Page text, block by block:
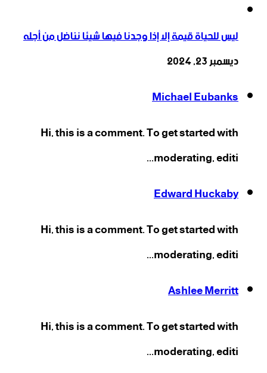
ليس للحياة قيمة إلا إذا وجدنا فيها شيئا نناضل من أجله
ديسمبر 23, 2024
Michael Eubanks
Hi, this is a comment. To get started with
moderating, editi...
Edward Huckaby
Hi, this is a comment. To get started with
moderating, editi...
Ashlee Merritt
Hi, this is a comment. To get started with
moderating, editi...